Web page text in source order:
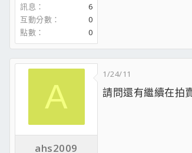
訊息
6
互動分數
0
點數
0
A
ahs2009
1/24/11
請問還有繼續在拍